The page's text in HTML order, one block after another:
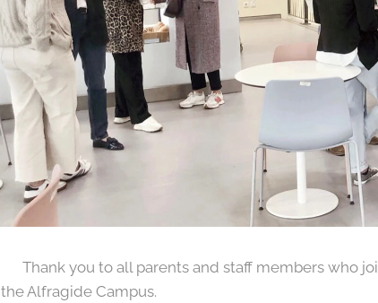
🇬🇧 Thank you to all parents and staff members who
the Alfragide Campus.